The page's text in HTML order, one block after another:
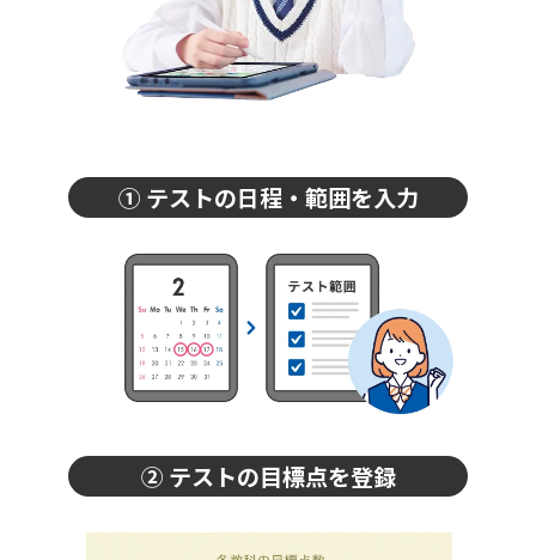
① テストの日程・範囲を入力
② テストの目標点を登録